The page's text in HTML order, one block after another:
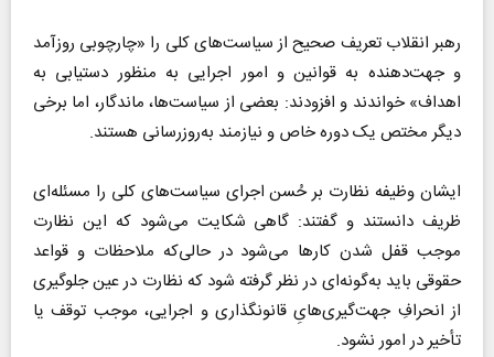
رهبر انقلاب تعریف صحیح از سیاست‌های کلی را «چارچوبی روزآمد
و جهت‌دهنده به قوانین و امور اجرایی به منظور دستیابی به
اهداف» خواندند و افزودند: بعضی از سیاست‌ها، ماندگار، اما برخی
دیگر مختص یک دوره خاص و نیازمند به‌روزرسانی هستند.
ایشان وظیفه نظارت بر حُسن اجرای سیاست‌های کلی را مسئله‌ای
ظریف دانستند و گفتند: گاهی شکایت می‌شود که این نظارت
موجب قفل شدن کارها می‌شود در حالی‌که ملاحظات و قواعد
حقوقی باید به‌گونه‌ای در نظر گرفته شود که نظارت در عین جلوگیری
از انحرافِ جهت‌گیری‌هایِ قانونگذاری و اجرایی، موجب توقف یا
تأخیر در امور نشود.